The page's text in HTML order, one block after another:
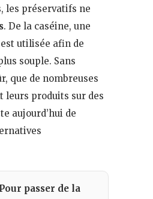
les préservatifs ne
. De la caséine, une
utilisée afin de
souple. Sans
que de nombreuses
leurs produits sur des
aujourd’hui de
Pour passer de la